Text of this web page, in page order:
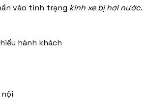
vào tình trạng kính xe bị hơi nước
hành khách